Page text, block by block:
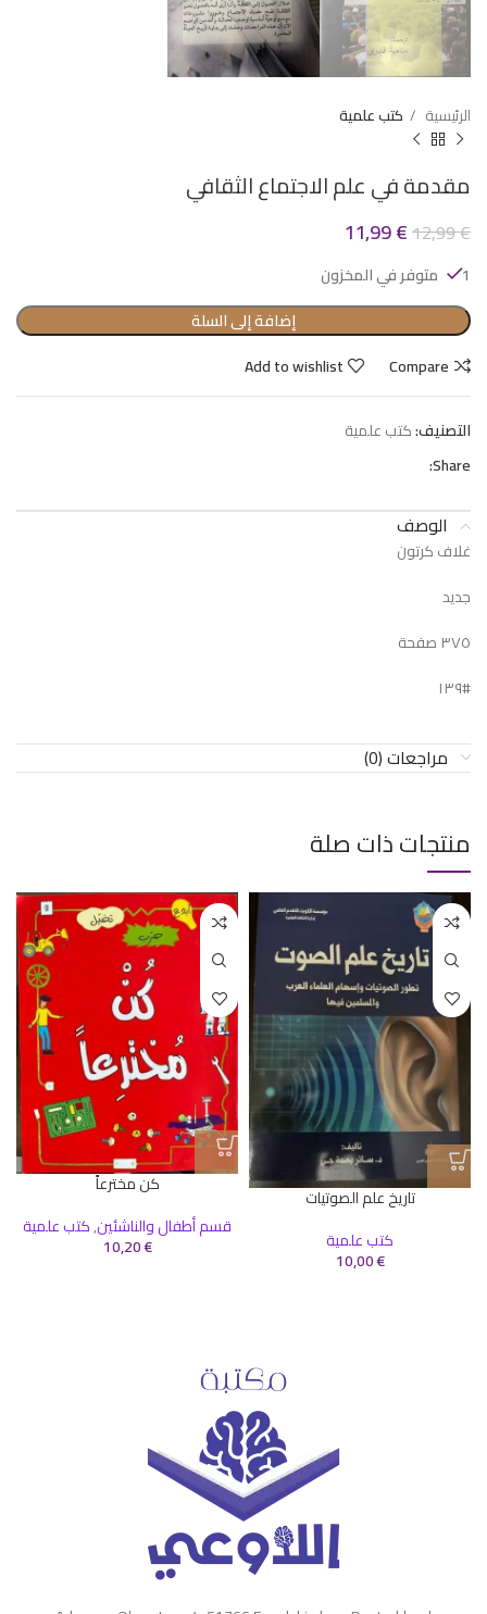
الرئيسية كتب علمية
مقدمة في علم الاجتماع الثقافي
12,99€
11,99€
1 متوفر في المخزون
إضافة إلى السلة
Compare
Add to wishlist
التصنيف:كتب علمية
Share:
الوصف
غلاف كرتون
جديد
٣٧٥ صفحة
#١٣٩
مراجعات (0)
منتجات ذات صلة
تاريخ علم الصوتيات
كتب علمية
10,00€
كن مخترعاً
قسم أطفال والناشئين,كتب علمية
10,20€